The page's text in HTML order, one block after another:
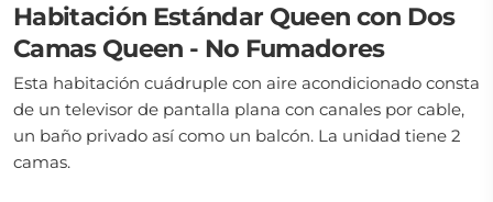
Habitación Estándar Queen con Dos
Camas Queen - No Fumadores
Esta habitación cuádruple con aire acondicionado consta
de un televisor de pantalla plana con canales por cable,
un baño privado así como un balcón. La unidad tiene 2
camas.